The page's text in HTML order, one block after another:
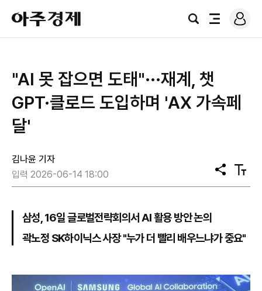
아
주
경
검
전
로
그
"AI 못 잡으면 도태"···재계, 챗
GPT·클로드 도입하며 'AX 가속페
달'
김나윤 기자
입력 2026-06-14 18:00
공
유
텍
스
삼성, 16일 글로벌전략회의서 AI 활용 방안 논의
곽노정 SK하이닉스 사장 "누가 더 빨리 배우느냐가 중요"